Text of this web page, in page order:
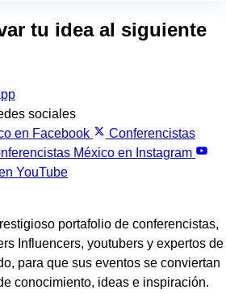
tu idea al siguiente
sociales
en Facebook
Conferencistas
México en Instagram
YouTube
portafolio de conferencistas,
Influencers, youtubers y expertos de
para que sus eventos se conviertan
conocimiento, ideas e inspiración.